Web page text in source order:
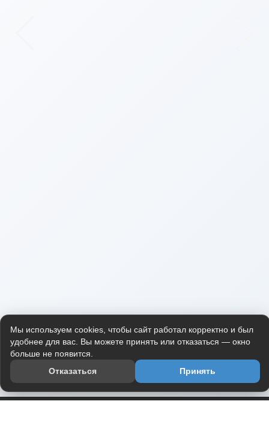
Мы используем cookies, чтобы сайт работал корректно и был
удобнее для вас. Вы можете принять или отказаться — окно
больше не появится.
Отказаться
Принять